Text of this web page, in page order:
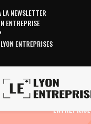
NEWSLETTER
ENTREPRISE
ENTREPRISES
Electricien
TOUTE